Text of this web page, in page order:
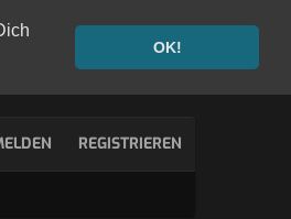
OK!
REGISTRIEREN